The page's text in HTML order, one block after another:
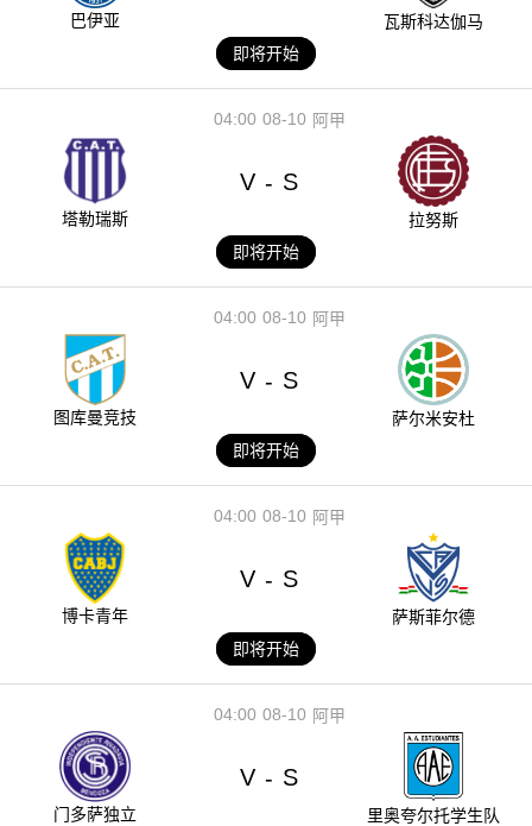
巴伊亚
瓦斯科达伽马
即将开始
08-10
04:00 阿甲
塔勒瑞斯
V - S
拉努斯
即将开始
08-10
04:00 阿甲
图库曼竞技
V - S
萨尔米安杜
即将开始
08-10
04:00 阿甲
博卡青年
V - S
萨斯菲尔德
即将开始
08-10
04:00 阿甲
门多萨独立
V - S
里奥夸尔托学生队